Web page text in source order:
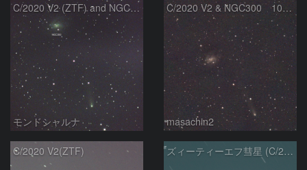
C/2020 V2 (ZTF) and NGC300
モンドシャルナ
C/2020 V2 & NGC300 10/15
masachin2
C/2020 V2(ZTF) ズィーティーエフ彗星 (C/2020V2)：202309/12